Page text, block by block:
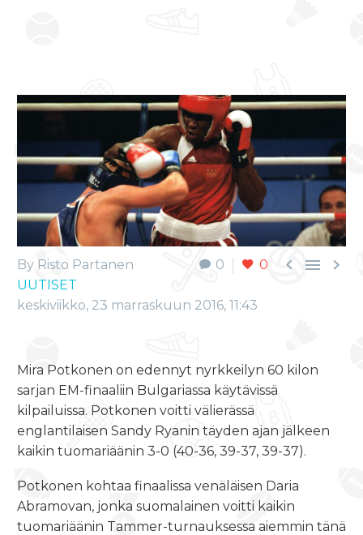
0 0   
By Risto Partanen
UUTISET
keskiviikko, 23 marraskuun 2016, 11:43
Mira Potkonen on edennyt nyrkkeilyn 60 kilon
sarjan EM-finaaliin Bulgariassa käytävissä
kilpailuissa. Potkonen voitti välierässä
englantilaisen Sandy Ryanin täyden ajan jälkeen
kaikin tuomariäänin 3-0 (40-36, 39-37, 39-37).
Potkonen kohtaa finaalissa venäläisen Daria
Abramovan, jonka suomalainen voitti kaikin
tuomariäänin Tammer-turnauksessa aiemmin tänä